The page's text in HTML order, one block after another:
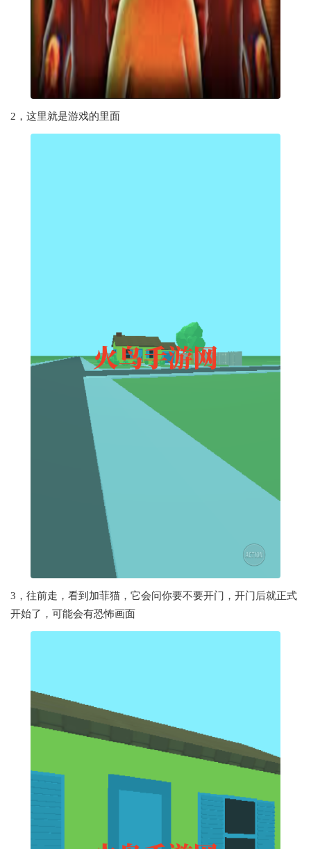
2，这里就是游戏的里面
3，往前走，看到加菲猫，它会问你要不要开门，开门后就正式
开始了，可能会有恐怖画面